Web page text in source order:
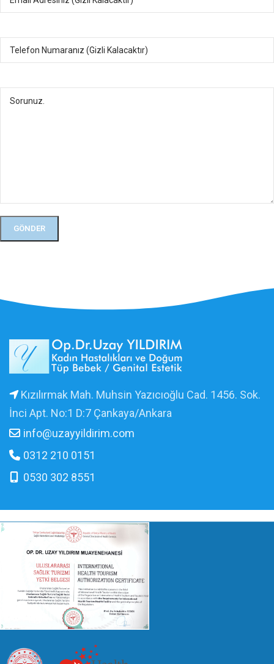
Kızılırmak Mah. Muhsin Yazıcıoğlu Cad. 1456. Sok.
İnci Apt. No:1 D:7 Çankaya/Ankara
info@uzayyildirim.com
0312 210 0151
0530 302 8551